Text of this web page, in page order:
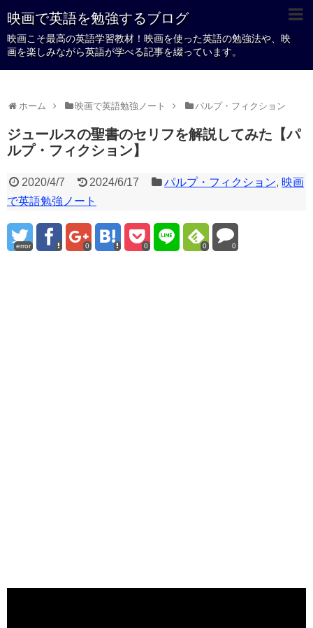
映画で英語を勉強するブログ
映画こそ最高の英語学習教材！映画を使った英語の勉強法や、映
画を楽しみながら英語が学べる記事を綴っています。
ホーム 映画で英語勉強ノート パルプ・フィクション
ジュールスの聖書のセリフを解説してみた【パ
ルプ・フィクション】
2020/4/7 2024/6/17 パルプ・フィクション, 映画
で英語勉強ノート
error 0 0 0 0